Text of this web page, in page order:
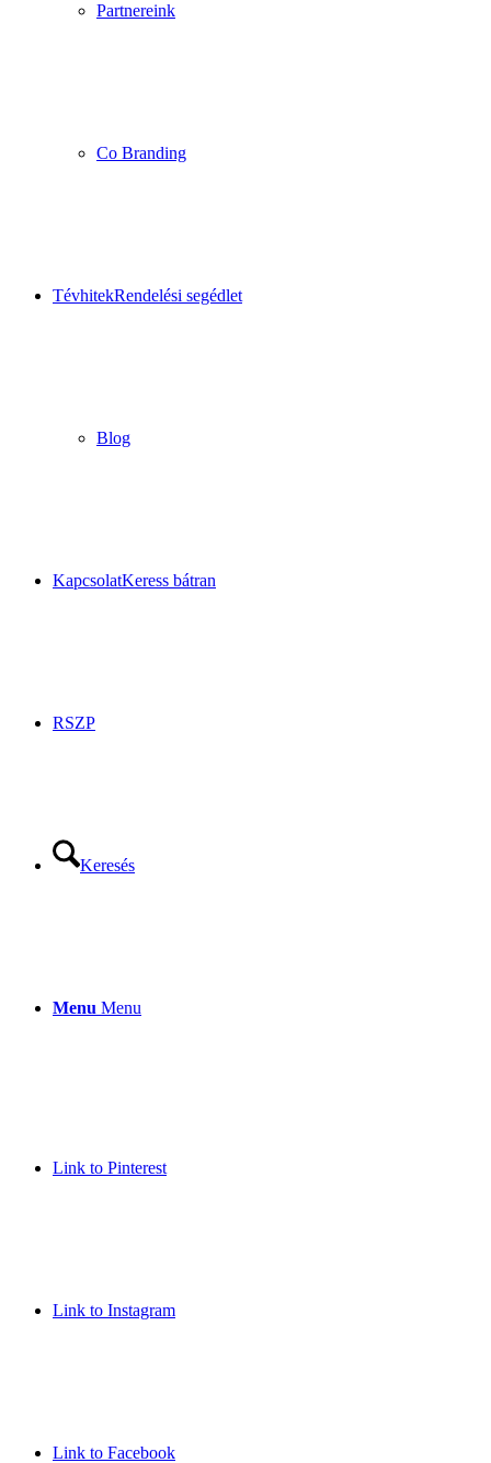
Partnereink
Co Branding
TévhitekRendelési segédlet
Blog
KapcsolatKeress bátran
RSZP
Keresés
Menu Menu
Link to Pinterest
Link to Instagram
Link to Facebook